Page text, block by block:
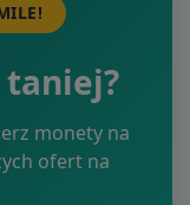
taniej?
monety na
ofert na